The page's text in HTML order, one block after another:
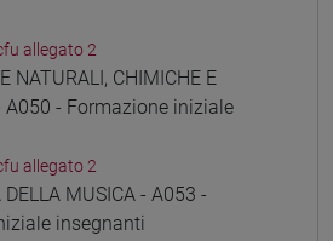
allegato 2
NATURALI, CHIMICHE E
A050 - Formazione iniziale
allegato 2
DELLA MUSICA - A053 -
insegnanti